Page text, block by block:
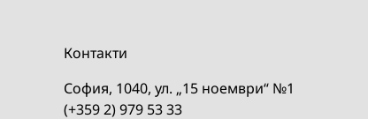
Контакти
София, 1040, ул. „15 ноември“ №1
(+359 2) 979 53 33